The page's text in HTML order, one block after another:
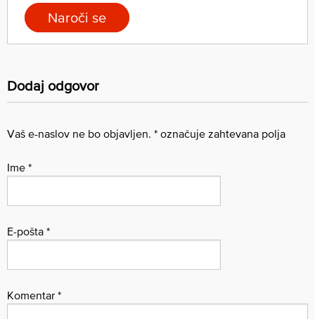
Naroči se
Dodaj odgovor
Vaš e-naslov ne bo objavljen. * označuje zahtevana polja
Ime *
E-pošta *
Komentar *